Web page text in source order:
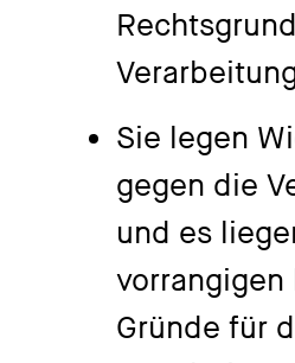
Sie legen
gegen die
und es
Gründe für